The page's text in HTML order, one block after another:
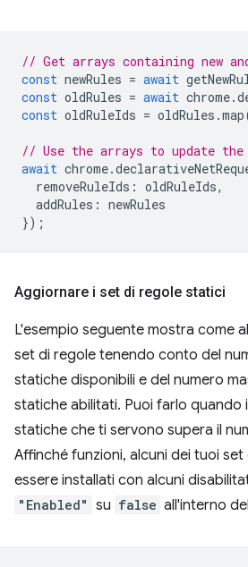
// Get arrays containing new
const newRules = await
const oldRules = await chrome.
const oldRuleIds = oldRules .map
// Use the arrays to update the
await chrome.
removeRuleIds : oldRuleIds,
addRules : newRules
});
Aggiornare i set di regole statici
L'esempio seguente mostra come
set di regole tenendo conto del
statiche disponibili e del numero
statiche abilitati. Puoi farlo quando
statiche che ti servono supera il
Affinché funzioni, alcuni dei tuoi
essere installati con alcuni
"Enabled" su false all'interno